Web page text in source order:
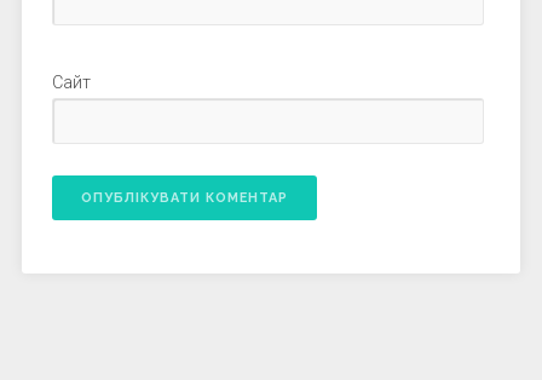
Сайт